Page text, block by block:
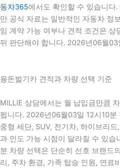
동차365에서도 확인할 수 있습니
만 공식 자료는 일반적인 자동차 정
임 계약 가능 여부나 견적 조건은
뒤 판단해야 합니다. 2026년06월03
용돈벌기카 견적과 차량 선택 기준
MILLIE 상담에서는 월 납입금만큼
됩니다. 2026년06월03일 12시10분
중형 세단, SUV, 전기차, 하이브리
과 인도 가능 시점이 달라질 수 있
분 차량 선택은 단순히 선호 브랜드
리, 주차 환경, 가족 탑승 인원, 연료